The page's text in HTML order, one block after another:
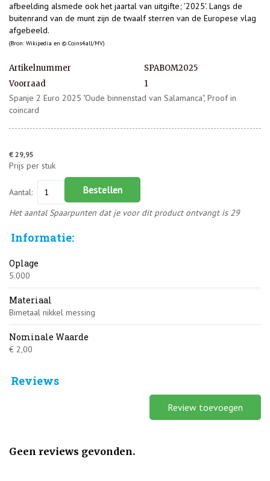
afbeelding alsmede ook het jaartal van uitgifte; '2025'. Langs de
buitenrand van de munt zijn de twaalf sterren van de Europese vlag
afgebeeld.
(Bron: Wikipedia en © Coins4all/MV)
Artikelnummer
SPABOM2025
Voorraad
1
Spanje 2 Euro 2025 "Oude binnenstad van Salamanca", Proof in
coincard
€ 29,95
Prijs per stuk
Aantal: Bestellen
Het aantal Spaarpunten dat je voor dit product ontvangt is 29
Informatie:
Oplage
5.000
Materiaal
Bimetaal nikkel messing
Nominale Waarde
€ 2,00
Reviews
Review toevoegen
Geen reviews gevonden.